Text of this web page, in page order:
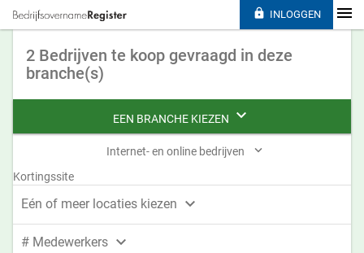
2 Bedrijven te koop gevraagd in deze
branche(s)
EEN BRANCHE KIEZEN 
Internet- en online bedrijven 
Kortingssite
Eén of meer locaties kiezen 
# Medewerkers 
 INLOGGEN